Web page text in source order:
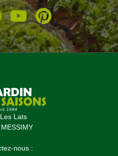
Lats
nous :